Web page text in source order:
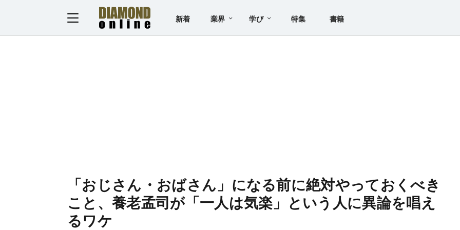
新着 業界 学び 特集 書籍
「おじさん・おばさん」になる前に絶対やっておくべき
こと、養老孟司が「一人は気楽」という人に異論を唱え
るワケ